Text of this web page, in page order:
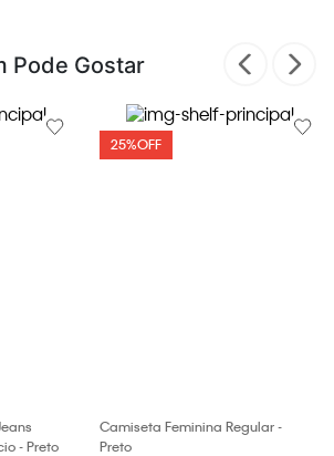
Pode Gostar
- Preto
25%OFF
Camiseta Feminina Regular -
Preto